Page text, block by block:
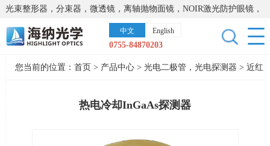
光束整形器，分束器，微透镜，离轴抛物面镜，NOIR激光防护眼镜，
太阳能模拟器，显微镜载物台，激光器，光谱仪，红外热像仪，激光
晶体
中文 English
0755-84870203
您当前的位置： 首页 > 产品中心> 光电二极管，光电探测器 > 近红
热电冷却InGaAs探测器